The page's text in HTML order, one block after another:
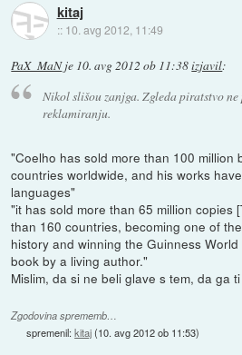
kitaj
:: 10. avg 2012, 11:49
PaX_MaNje 10. avg 2012 ob 11:38izjavil:
Nikol slišou zanjga. Zgleda piratstvo
reklamiranju.
"Coelho has sold more than 100 million
countries worldwide, and his works
languages"
"it has sold more than 65 million copies
than 160 countries, becoming one of
history and winning the Guinness
book by a living author."
Mislim, da si ne beli glave s tem, da ga
Zgodovina sprememb…
spremenil:kitaj(10. avg 2012 ob 11:53)